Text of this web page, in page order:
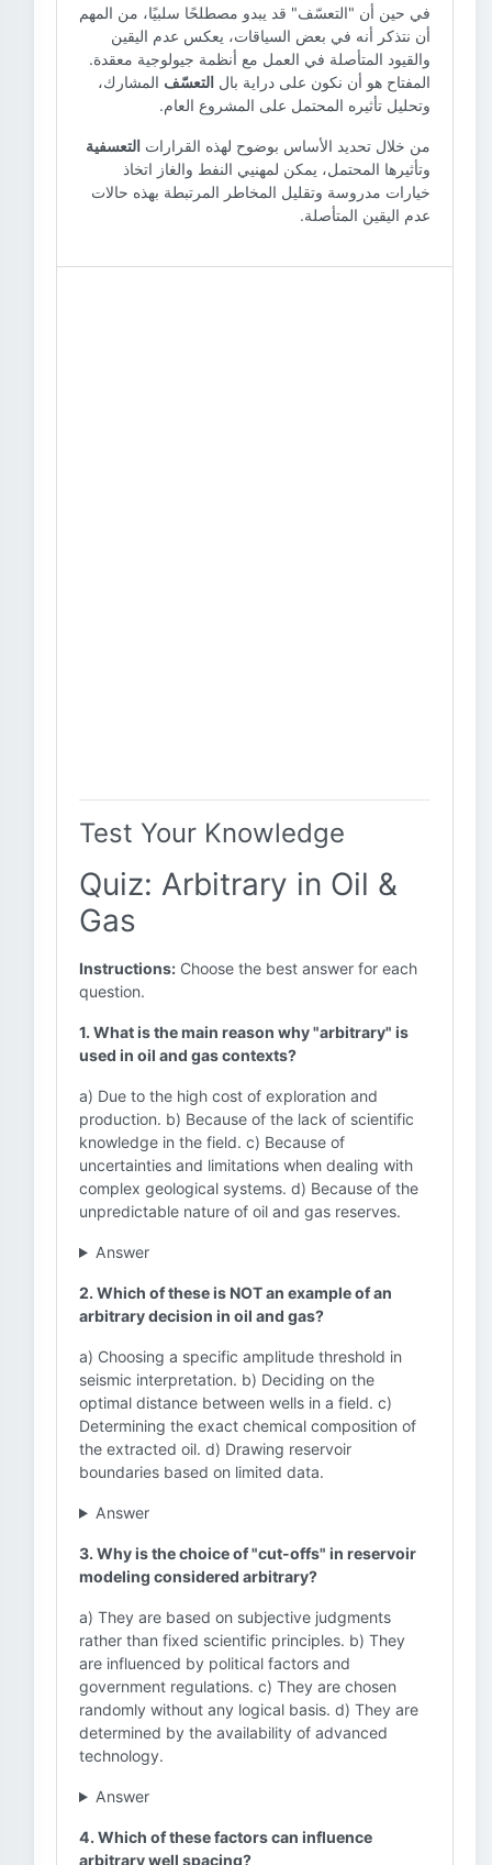
في حين أن "التعسّف" قد يبدو مصطلحًا سلبيًا، من المهم
أن نتذكر أنه في بعض السياقات، يعكس عدم اليقين
والقيود المتأصلة في العمل مع أنظمة جيولوجية معقدة.
المفتاح هو أن نكون على دراية بال التعسّف المشارك،
وتحليل تأثيره المحتمل على المشروع العام.
من خلال تحديد الأساس بوضوح لهذه القرارات التعسفية
وتأثيرها المحتمل، يمكن لمهنيي النفط والغاز اتخاذ
خيارات مدروسة وتقليل المخاطر المرتبطة بهذه حالات
عدم اليقين المتأصلة.
Test Your Knowledge
Quiz: Arbitrary in Oil &
Gas
Instructions: Choose the best answer for each
question.
1. What is the main reason why "arbitrary" is
used in oil and gas contexts?
a) Due to the high cost of exploration and
production. b) Because of the lack of scientific
knowledge in the field. c) Because of
uncertainties and limitations when dealing with
complex geological systems. d) Because of the
unpredictable nature of oil and gas reserves.
Answer
2. Which of these is NOT an example of an
arbitrary decision in oil and gas?
a) Choosing a specific amplitude threshold in
seismic interpretation. b) Deciding on the
optimal distance between wells in a field. c)
Determining the exact chemical composition of
the extracted oil. d) Drawing reservoir
boundaries based on limited data.
Answer
3. Why is the choice of "cut-offs" in reservoir
modeling considered arbitrary?
a) They are based on subjective judgments
rather than fixed scientific principles. b) They
are influenced by political factors and
government regulations. c) They are chosen
randomly without any logical basis. d) They are
determined by the availability of advanced
technology.
Answer
4. Which of these factors can influence
arbitrary well spacing?